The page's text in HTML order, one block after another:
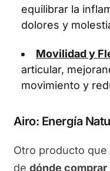
equilibrar la
dolores y
Movilidad y
articular,
movimiento y
Airo: Energía
Otro producto
de dónde